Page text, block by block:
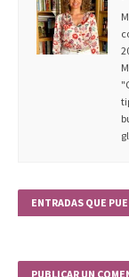
ENTRADAS QUE
PUBLICAR UN